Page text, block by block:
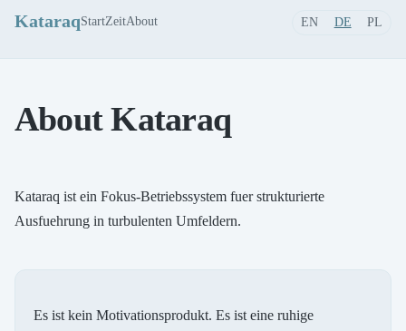
KataraqStartZeitAbout EN DE PL
About Kataraq
Kataraq ist ein Fokus-Betriebssystem fuer strukturierte
Ausfuehrung in turbulenten Umfeldern.
Es ist kein Motivationsprodukt. Es ist eine ruhige